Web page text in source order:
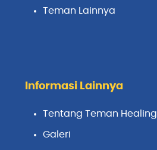
Teman Lainnya
Informasi Lainnya
Tentang Teman Healing
Galeri